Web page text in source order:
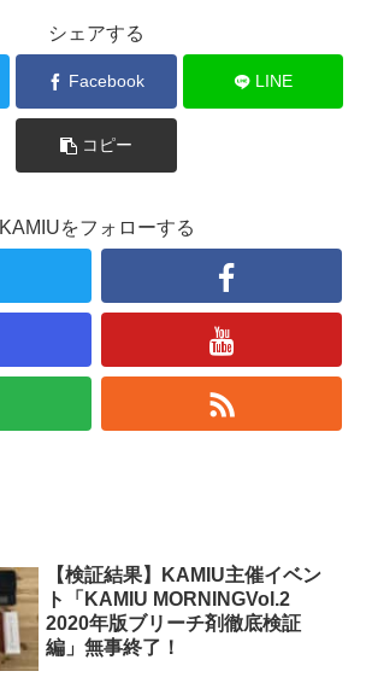
シェアする
Facebook LINE
コピー
KAMIUをフォローする
【検証結果】KAMIU主催イベン
ト「KAMIU MORNINGVol.2
2020年版ブリーチ剤徹底検証
編」無事終了！